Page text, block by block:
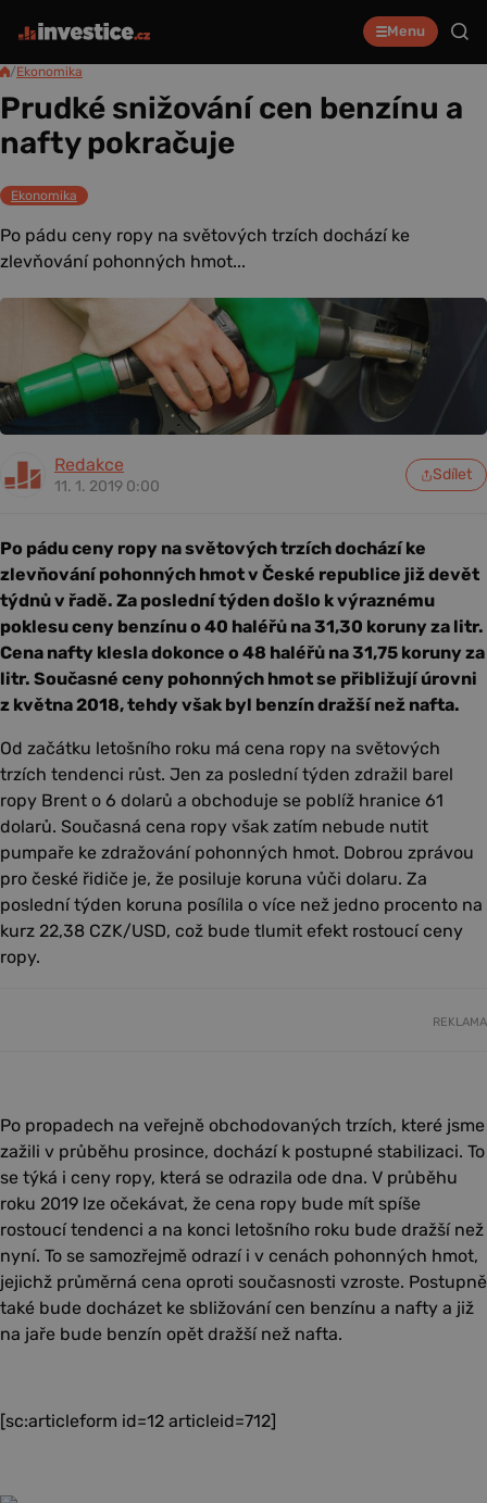
Menu
/Ekonomika
Prudké snižování cen benzínu a
nafty pokračuje
Ekonomika
Po pádu ceny ropy na světových trzích dochází ke
zlevňování pohonných hmot...
Redakce
11. 1. 2019 0:00
Sdílet
Po pádu ceny ropy na světových trzích dochází ke
zlevňování pohonných hmot v České republice již devět
týdnů v řadě. Za poslední týden došlo k výraznému
poklesu ceny benzínu o 40 haléřů na 31,30 koruny za litr.
Cena nafty klesla dokonce o 48 haléřů na 31,75 koruny za
litr. Současné ceny pohonných hmot se přibližují úrovni
z května 2018, tehdy však byl benzín dražší než nafta.
Od začátku letošního roku má cena ropy na světových
trzích tendenci růst. Jen za poslední týden zdražil barel
ropy Brent o 6 dolarů a obchoduje se poblíž hranice 61
dolarů. Současná cena ropy však zatím nebude nutit
pumpaře ke zdražování pohonných hmot. Dobrou zprávou
pro české řidiče je, že posiluje koruna vůči dolaru. Za
poslední týden koruna posílila o více než jedno procento na
kurz 22,38 CZK/USD, což bude tlumit efekt rostoucí ceny
ropy.
REKLAMA
Po propadech na veřejně obchodovaných trzích, které jsme
zažili v průběhu prosince, dochází k postupné stabilizaci. To
se týká i ceny ropy, která se odrazila ode dna. V průběhu
roku 2019 lze očekávat, že cena ropy bude mít spíše
rostoucí tendenci a na konci letošního roku bude dražší než
nyní. To se samozřejmě odrazí i v cenách pohonných hmot,
jejichž průměrná cena oproti současnosti vzroste. Postupně
také bude docházet ke sbližování cen benzínu a nafty a již
na jaře bude benzín opět dražší než nafta.
[sc:articleform id=12 articleid=712]